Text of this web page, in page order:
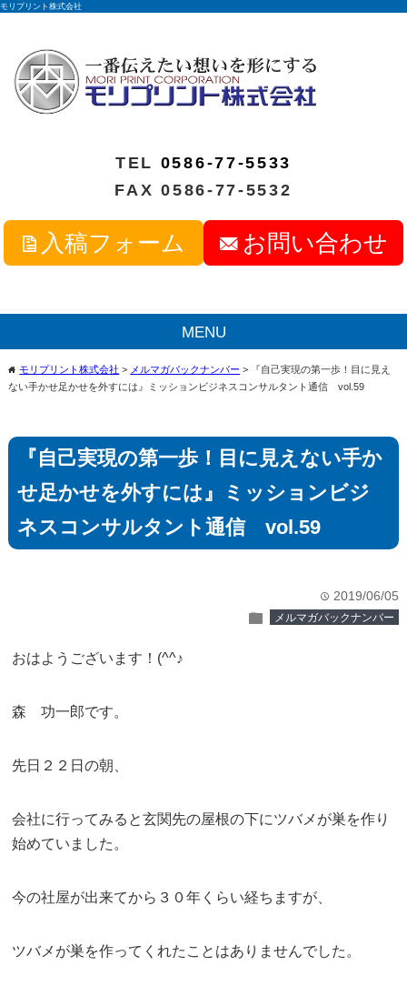
モリプリント株式会社
TEL 0586-77-5533
FAX 0586-77-5532
入稿フォーム お問い合わせ
MENU
homeモリプリント株式会社 > メルマガバックナンバー >
『自己実現の第一歩！目に見え
ない手かせ足かせを外すには』ミッションビジネスコンサルタント通信 vol.59
『自己実現の第一歩！目に見えない手か
せ足かせを外すには』ミッションビジ
ネスコンサルタント通信 vol.59
time 2019/06/05
folder メルマガバックナンバー
おはようございます！(^^♪
森 功一郎です。
先日２２日の朝、
会社に行ってみると玄関先の屋根の下にツバメが巣を作り
始めていました。
今の社屋が出来てから３０年くらい経ちますが、
ツバメが巣を作ってくれたことはありませんでした。